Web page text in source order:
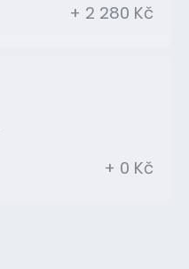
+ 2 280 Kč
+ 0 Kč